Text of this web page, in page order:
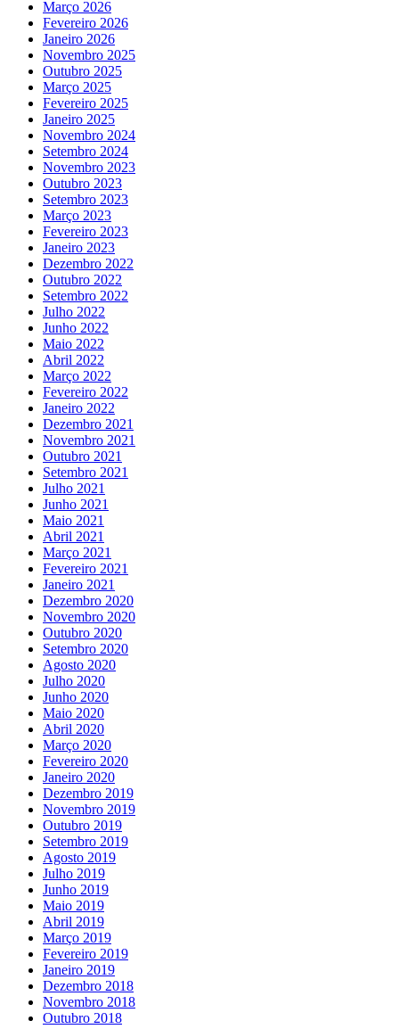
Março 2026
Fevereiro 2026
Janeiro 2026
Novembro 2025
Outubro 2025
Março 2025
Fevereiro 2025
Janeiro 2025
Novembro 2024
Setembro 2024
Novembro 2023
Outubro 2023
Setembro 2023
Março 2023
Fevereiro 2023
Janeiro 2023
Dezembro 2022
Outubro 2022
Setembro 2022
Julho 2022
Junho 2022
Maio 2022
Abril 2022
Março 2022
Fevereiro 2022
Janeiro 2022
Dezembro 2021
Novembro 2021
Outubro 2021
Setembro 2021
Julho 2021
Junho 2021
Maio 2021
Abril 2021
Março 2021
Fevereiro 2021
Janeiro 2021
Dezembro 2020
Novembro 2020
Outubro 2020
Setembro 2020
Agosto 2020
Julho 2020
Junho 2020
Maio 2020
Abril 2020
Março 2020
Fevereiro 2020
Janeiro 2020
Dezembro 2019
Novembro 2019
Outubro 2019
Setembro 2019
Agosto 2019
Julho 2019
Junho 2019
Maio 2019
Abril 2019
Março 2019
Fevereiro 2019
Janeiro 2019
Dezembro 2018
Novembro 2018
Outubro 2018